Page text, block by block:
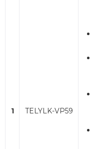
1 TELYLK-VP59